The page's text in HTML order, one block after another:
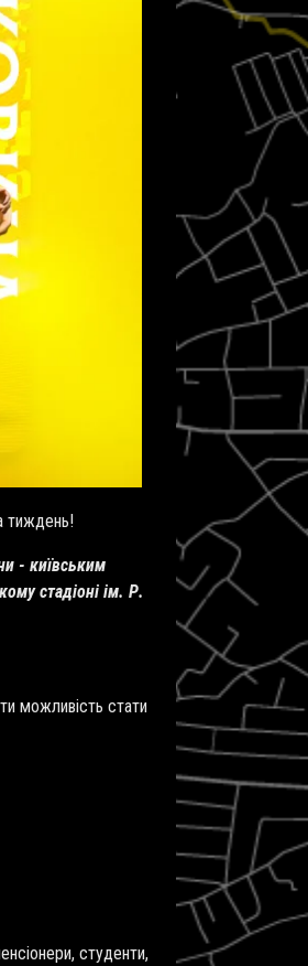
тиждень!
- київським
стадіоні ім. Р.
можливість стати
студенти,